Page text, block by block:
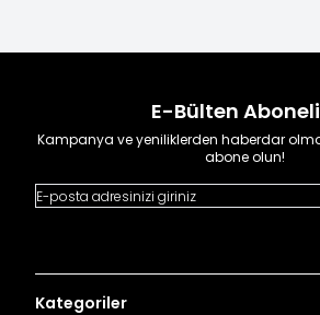
E-Bülten
Kampanya ve yeniliklerden haberdar
abone olun!
Kategoriler